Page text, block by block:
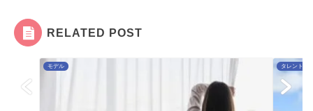
RELATED POST
モデル タレント